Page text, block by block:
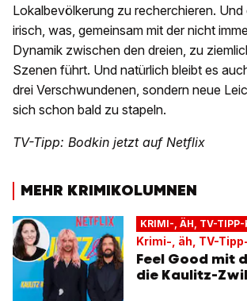
Lokalbevölkerung zu recherchieren. Und
irisch, was, gemeinsam mit der nicht
Dynamik zwischen den dreien, zu
Szenen führt. Und natürlich bleibt es
drei Verschwundenen, sondern neue
sich schon bald zu stapeln.
TV-Tipp: Bodkin jetzt auf Netflix
MEHR KRIMIKOLUMNEN
KRIMI-, ÄH, TV-TIPP-
Krimi-, äh, TV-
Feel Good mit
die Kaulitz-